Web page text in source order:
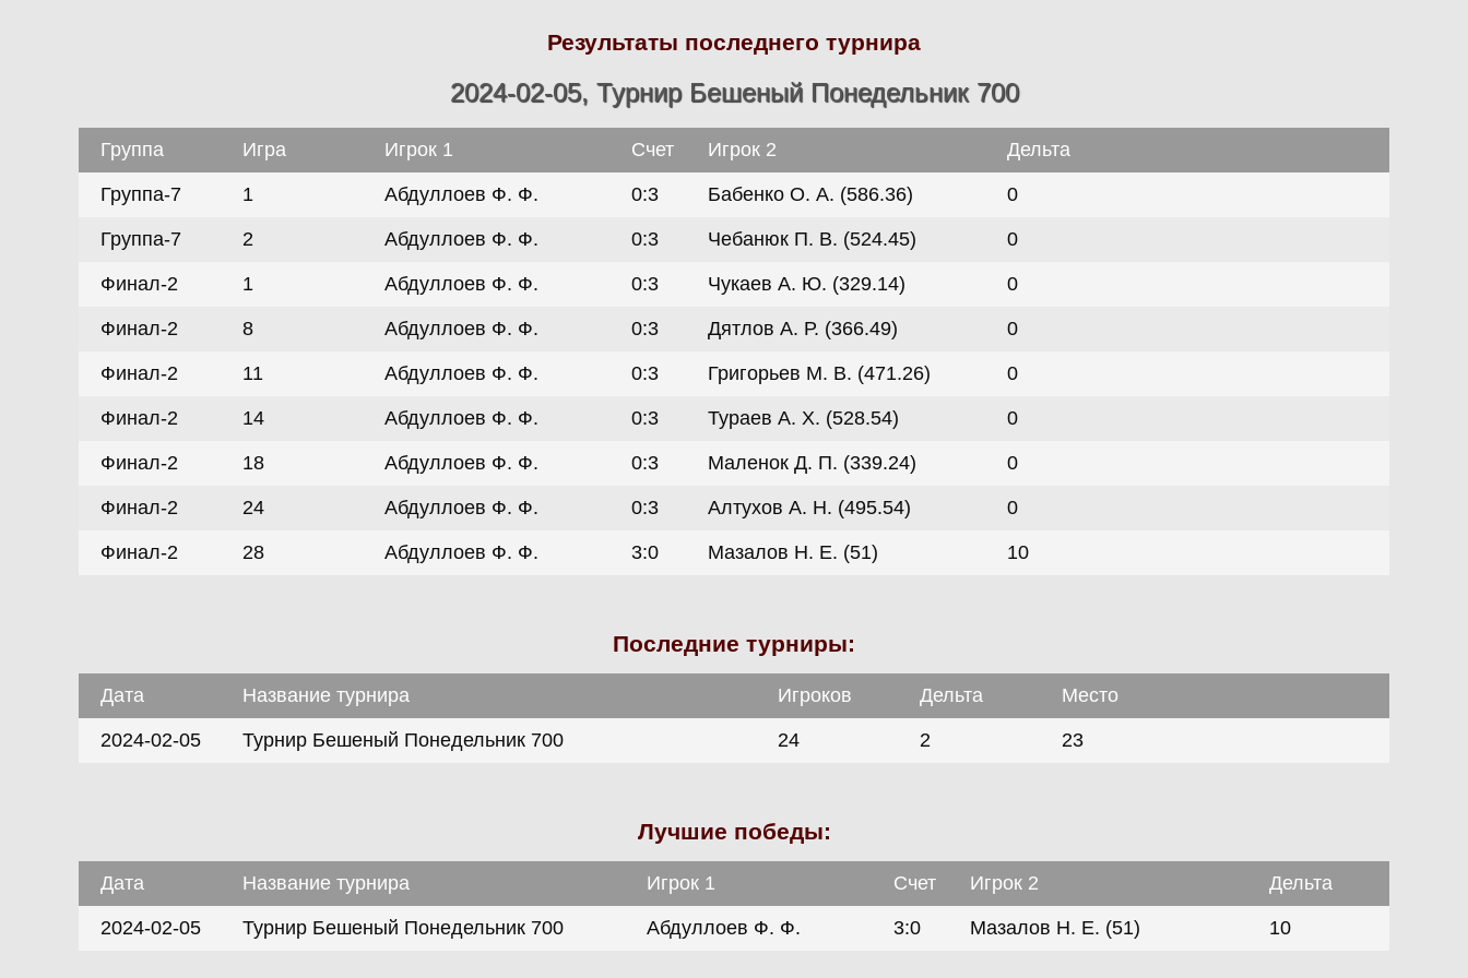
Результаты последнего турнира
2024-02-05, Турнир Бешеный Понедельник 700
Группа Игра Игрок 1 Счет Игрок 2 Дельта
Группа-7 1 Абдуллоев Ф. Ф. 0:3 Бабенко О. А. (586.36) 0
Группа-7 2 Абдуллоев Ф. Ф. 0:3 Чебанюк П. В. (524.45) 0
Финал-2 1 Абдуллоев Ф. Ф. 0:3 Чукаев А. Ю. (329.14) 0
Финал-2 8 Абдуллоев Ф. Ф. 0:3 Дятлов А. Р. (366.49) 0
Финал-2 11 Абдуллоев Ф. Ф. 0:3 Григорьев М. В. (471.26) 0
Финал-2 14 Абдуллоев Ф. Ф. 0:3 Тураев А. Х. (528.54) 0
Финал-2 18 Абдуллоев Ф. Ф. 0:3 Маленок Д. П. (339.24) 0
Финал-2 24 Абдуллоев Ф. Ф. 0:3 Алтухов А. Н. (495.54) 0
Финал-2 28 Абдуллоев Ф. Ф. 3:0 Мазалов Н. Е. (51) 10
Последние турниры:
Дата Название турнира Игроков Дельта Место
2024-02-05 Турнир Бешеный Понедельник 700 24 2 23
Лучшие победы:
Дата Название турнира Игрок 1 Счет Игрок 2 Дельта
2024-02-05 Турнир Бешеный Понедельник 700 Абдуллоев Ф. Ф. 3:0 Мазалов Н. Е. (51) 10